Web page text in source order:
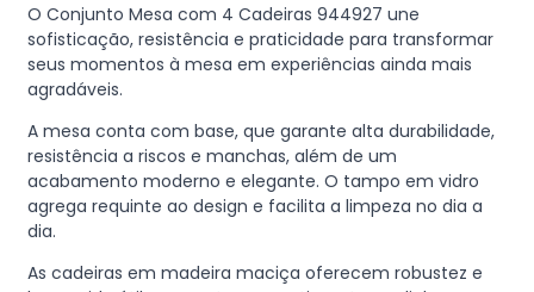
O Conjunto Mesa com 4 Cadeiras 944927 une
sofisticação, resistência e praticidade para transformar
seus momentos à mesa em experiências ainda mais
agradáveis.
A mesa conta com base, que garante alta durabilidade,
resistência a riscos e manchas, além de um
acabamento moderno e elegante. O tampo em vidro
agrega requinte ao design e facilita a limpeza no dia a
dia.
As cadeiras em madeira maciça oferecem robustez e